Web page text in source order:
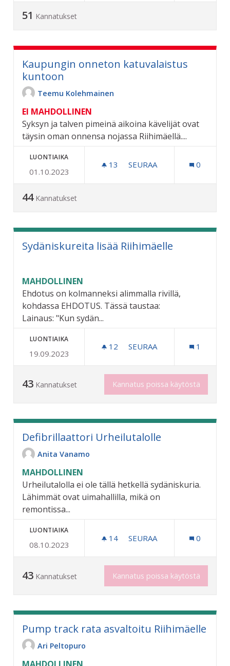
51 Kannatukset
Kaupungin onneton katuvalaistus
kuntoon
Teemu Kolehmainen
EI MAHDOLLINEN
Syksyn ja talven pimeinä aikoina kävelijät ovat
täysin oman onnensa nojassa Riihimäellä....
LUONTIAIKA
01.10.2023
13 13 SEURAAJAA
SEURAA 0
44 Kannatukset
Sydäniskureita lisää Riihimäelle
MAHDOLLINEN
Ehdotus on kolmanneksi alimmalla rivillä,
kohdassa EHDOTUS. Tässä taustaa:
Lainaus: "Kun sydän...
LUONTIAIKA
19.09.2023
12 12 SEURAAJAA
SEURAA 1
43 Kannatukset Kannatus poissa käytöstä
Defibrillaattori Urheilutalolle
Anita Vanamo
MAHDOLLINEN
Urheilutalolla ei ole tällä hetkellä sydäniskuria.
Lähimmät ovat uimahallilla, mikä on
remontissa...
LUONTIAIKA
08.10.2023
14 14 SEURAAJAA
SEURAA 0
43 Kannatukset Kannatus poissa käytöstä
Pump track rata asvaltoitu Riihimäelle
Ari Peltopuro